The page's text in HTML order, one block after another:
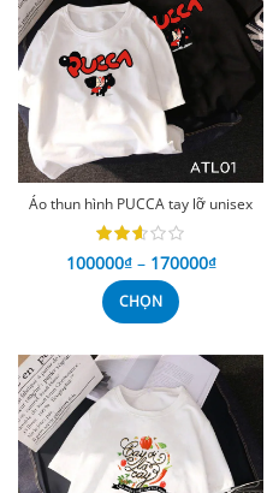
Áo thun hình PUCCA tay lỡ unisex
100000₫ – 170000₫
CHỌN